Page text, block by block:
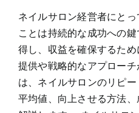
ネイルサロン経営者にと
ことは持続的な成功への
得し、収益を確保するた
提供や戦略的なアプロー
は、ネイルサロンのリピ
平均値、向上させる方法、